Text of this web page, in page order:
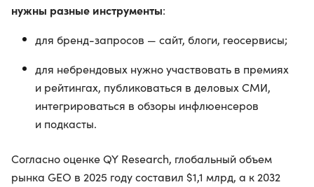
нужны разные инструменты:
для бренд-запросов — сайт, блоги, геосервисы;
для небрендовых нужно участвовать в премиях
и рейтингах, публиковаться в деловых СМИ,
интегрироваться в обзоры инфлюенсеров
и подкасты.
Согласно оценке QY Research, глобальный объем
рынка GEO в 2025 году составил $1,1 млрд, а к 2032